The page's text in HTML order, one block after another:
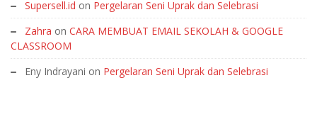
Supersell.id on Pergelaran Seni Uprak dan Selebrasi
Zahra on CARA MEMBUAT EMAIL SEKOLAH & GOOGLE
CLASSROOM
Eny Indrayani on Pergelaran Seni Uprak dan Selebrasi